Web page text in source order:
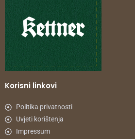
Korisni linkovi
Politika privatnosti
Uvjeti korištenja
Impressum